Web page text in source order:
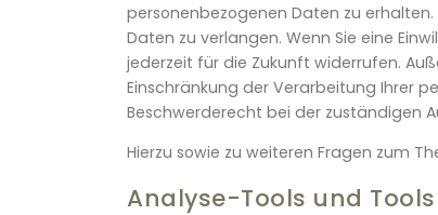
personenbezogenen Daten zu
Daten zu verlangen. Wenn Sie eine
jederzeit für die Zukunft widerrufen.
Einschränkung der Verarbeitung Ihrer
Beschwerderecht bei der zuständigen
Hierzu sowie zu weiteren Fragen zum
Analyse-Tools und